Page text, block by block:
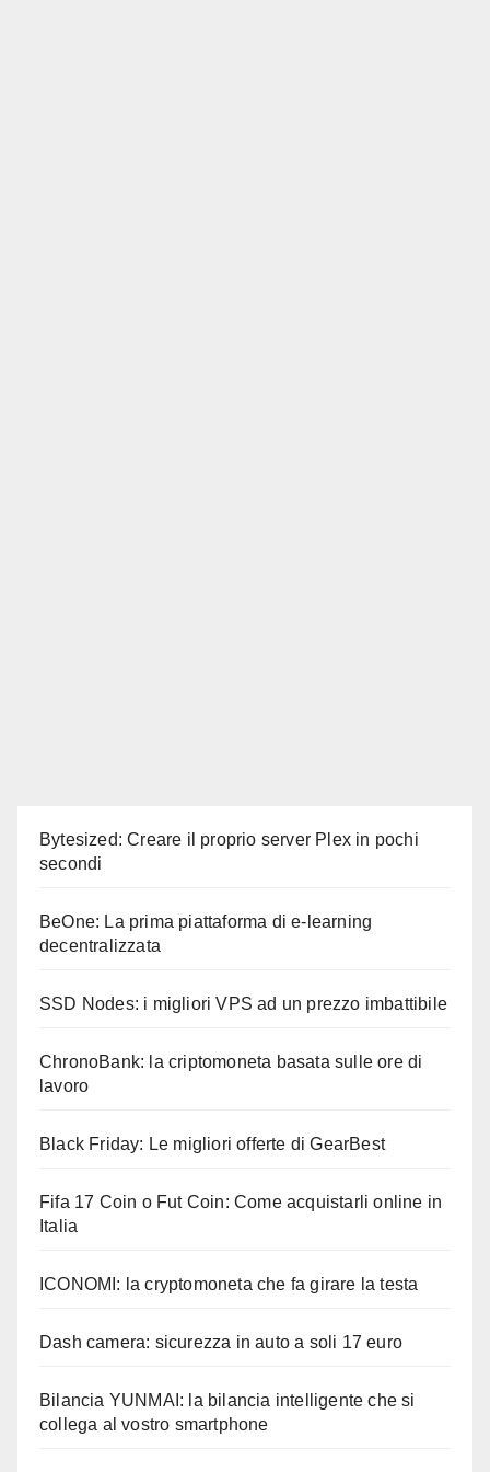
Bytesized: Creare il proprio server Plex in pochi
secondi
BeOne: La prima piattaforma di e-learning
decentralizzata
SSD Nodes: i migliori VPS ad un prezzo imbattibile
ChronoBank: la criptomoneta basata sulle ore di
lavoro
Black Friday: Le migliori offerte di GearBest
Fifa 17 Coin o Fut Coin: Come acquistarli online in
Italia
ICONOMI: la cryptomoneta che fa girare la testa
Dash camera: sicurezza in auto a soli 17 euro
Bilancia YUNMAI: la bilancia intelligente che si
collega al vostro smartphone